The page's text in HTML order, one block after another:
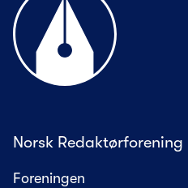
Norsk Redaktørforening
Foreningen